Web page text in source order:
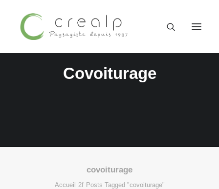
09 52 15 71 62
Covoiturage
covoiturage
Accueil Posts Tagged "covoiturage"